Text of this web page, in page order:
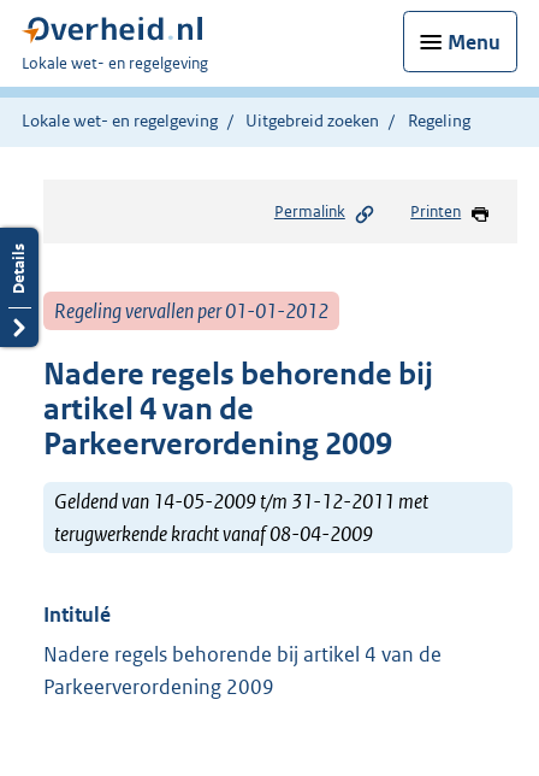
Menu
U
bent
hier:
Lokale wet- en regelgeving
Lokale wet- en regelgeving Uitgebreid zoeken Regeling
Permalink Printen
Regeling vervallen per 01-01-2012
Nadere regels behorende bij
artikel 4 van de
Parkeerverordening 2009
Geldend van 14-05-2009 t/m 31-12-2011 met
terugwerkende kracht vanaf 08-04-2009
Intitulé
Nadere regels behorende bij artikel 4 van de
Parkeerverordening 2009